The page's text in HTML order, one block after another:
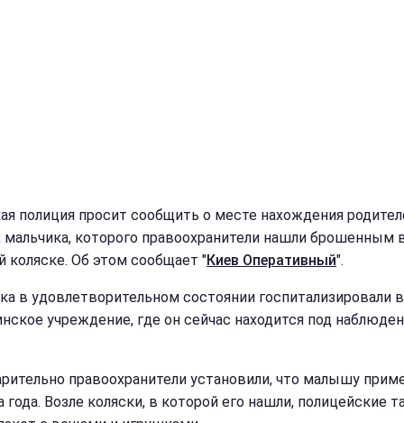
полиция просит сообщить о месте нахождения
которого правоохранители нашли брошенным
коляске. Об этом сообщает "Киев Оперативный".
в удовлетворительном состоянии госпитализировали в
учреждение, где он сейчас находится под
правоохранители установили, что малышу
года. Возле коляски, в которой его нашли, полицейские